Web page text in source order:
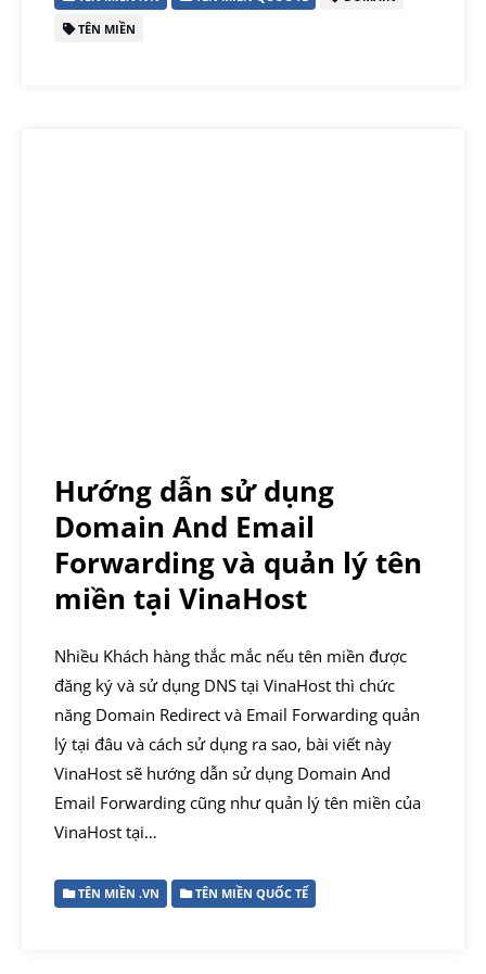
TÊN MIỀN
Hướng dẫn sử dụng
Domain And Email
Forwarding và quản lý tên
miền tại VinaHost
Nhiều Khách hàng thắc mắc nếu tên miền được
đăng ký và sử dụng DNS tại VinaHost thì chức
năng Domain Redirect và Email Forwarding quản
lý tại đâu và cách sử dụng ra sao, bài viết này
VinaHost sẽ hướng dẫn sử dụng Domain And
Email Forwarding cũng như quản lý tên miền của
VinaHost tại…
TÊN MIỀN .VN TÊN MIỀN QUỐC TẾ